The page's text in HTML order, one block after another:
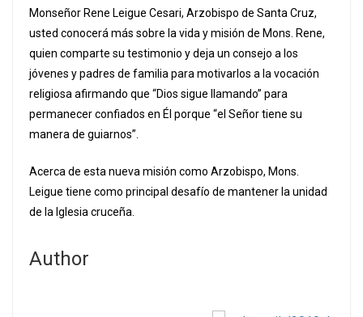
Monseñor Rene Leigue Cesari, Arzobispo de Santa Cruz,
usted conocerá más sobre la vida y misión de Mons. Rene,
quien comparte su testimonio y deja un consejo a los
jóvenes y padres de familia para motivarlos a la vocación
religiosa afirmando que “Dios sigue llamando” para
permanecer confiados en Él porque “el Señor tiene su
manera de guiarnos”.
Acerca de esta nueva misión como Arzobispo, Mons.
Leigue tiene como principal desafío de mantener la unidad
de la Iglesia cruceña.
Author